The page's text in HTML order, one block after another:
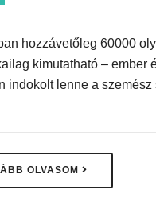
hozzávetőleg 60000
kimutatható – ember
indokolt lenne a szemész
OLVASOM